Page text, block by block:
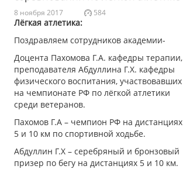
8 ноября 2017 584
Лёгкая атлетика:
Поздравляем сотрудников академии-
Доцента Пахомова Г.А. кафедры терапии,
преподавателя Абдуллина Г.Х. кафедры
физического воспитания, участвовавших
на чемпионате РФ по лёгкой атлетики
среди ветеранов.
Пахомов Г.А – чемпион РФ на дистанциях
5 и 10 км по спортивной ходьбе.
Абдуллин Г.Х – серебряный и бронзовый
призер по бегу на дистанциях 5 и 10 км.